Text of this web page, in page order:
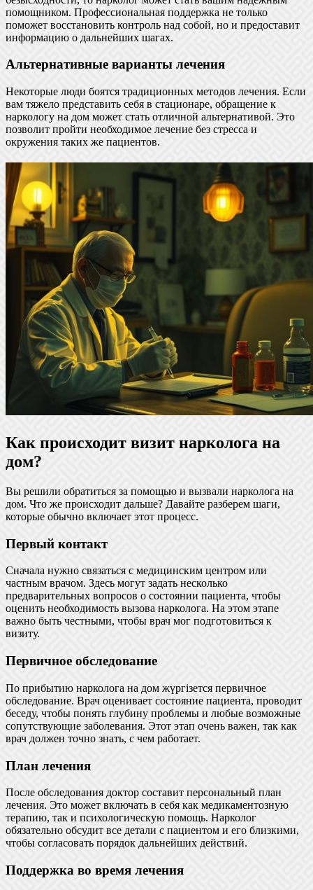
помощником. Профессиональная поддержка не только
поможет восстановить контроль над собой, но и предоставит
информацию о дальнейших шагах.
Альтернативные варианты лечения
Некоторые люди боятся традиционных методов лечения. Если
вам тяжело представить себя в стационаре, обращение к
наркологу на дом может стать отличной альтернативой. Это
позволит пройти необходимое лечение без стресса и
окружения таких же пациентов.
Как происходит визит нарколога на
дом?
Вы решили обратиться за помощью и вызвали нарколога на
дом. Что же происходит дальше? Давайте разберем шаги,
которые обычно включает этот процесс.
Первый контакт
Сначала нужно связаться с медицинским центром или
частным врачом. Здесь могут задать несколько
предварительных вопросов о состоянии пациента, чтобы
оценить необходимость вызова нарколога. На этом этапе
важно быть честными, чтобы врач мог подготовиться к
визиту.
Первичное обследование
По прибытию нарколога на дом жүргізется первичное
обследование. Врач оценивает состояние пациента, проводит
беседу, чтобы понять глубину проблемы и любые возможные
сопутствующие заболевания. Этот этап очень важен, так как
врач должен точно знать, с чем работает.
План лечения
После обследования доктор составит персональный план
лечения. Это может включать в себя как медикаментозную
терапию, так и психологическую помощь. Нарколог
обязательно обсудит все детали с пациентом и его близкими,
чтобы согласовать порядок дальнейших действий.
Поддержка во время лечения